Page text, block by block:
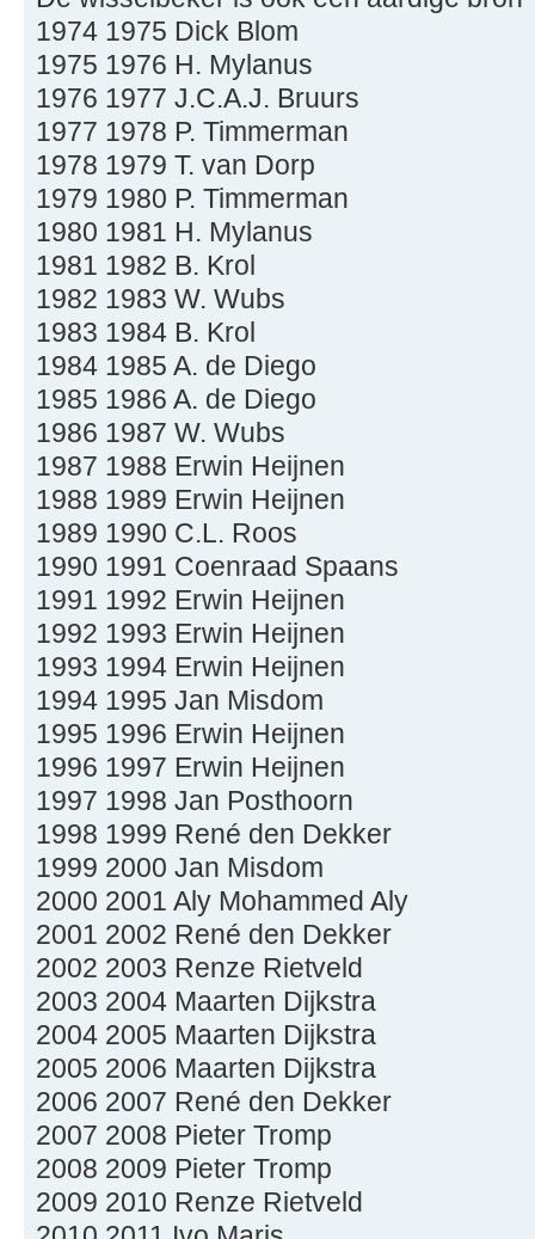
1974 1975 Dick Blom
1975 1976 H. Mylanus
1976 1977 J.C.A.J. Bruurs
1977 1978 P. Timmerman
1978 1979 T. van Dorp
1979 1980 P. Timmerman
1980 1981 H. Mylanus
1981 1982 B. Krol
1982 1983 W. Wubs
1983 1984 B. Krol
1984 1985 A. de Diego
1985 1986 A. de Diego
1986 1987 W. Wubs
1987 1988 Erwin Heijnen
1988 1989 Erwin Heijnen
1989 1990 C.L. Roos
1990 1991 Coenraad Spaans
1991 1992 Erwin Heijnen
1992 1993 Erwin Heijnen
1993 1994 Erwin Heijnen
1994 1995 Jan Misdom
1995 1996 Erwin Heijnen
1996 1997 Erwin Heijnen
1997 1998 Jan Posthoorn
1998 1999 René den Dekker
1999 2000 Jan Misdom
2000 2001 Aly Mohammed Aly
2001 2002 René den Dekker
2002 2003 Renze Rietveld
2003 2004 Maarten Dijkstra
2004 2005 Maarten Dijkstra
2005 2006 Maarten Dijkstra
2006 2007 René den Dekker
2007 2008 Pieter Tromp
2008 2009 Pieter Tromp
2009 2010 Renze Rietveld